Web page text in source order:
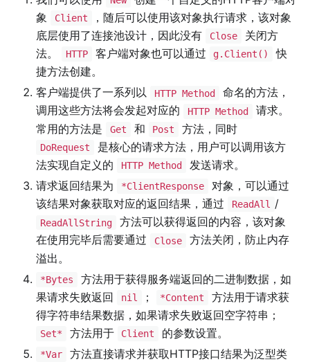
象
Client
，随后可以使用该对象执行请求，该对象
底层使用了连接池设计，因此没有
Close
关闭方
法。
HTTP 客户端对象也可以通过 g.Client()
快
捷方法创建。
客户端提供了一系列以
HTTP Method
命名的方法，
调用这些方法将会发起对应的
HTTP Method
请求。
常用的方法是
Get 和 Post 方法，同时
DoRequest
是核心的请求方法，用户可以调用该方
法实现自定义的
HTTP Method
发送请求。
请求返回结果为
*ClientResponse
对象，可以通过
该结果对象获取对应的返回结果，通过
ReadAll /
ReadAllString
方法可以获得返回的内容，该对象
在使用完毕后需要通过
Close
方法关闭，防止内存
溢出。
*Bytes
方法用于获得服务端返回的二进制数据，如
果请求失败返回
nil ； *Content
方法用于请求获
得字符串结果数据，如果请求失败返回空字符串；
Set* 方法用于 Client 的参数设置。
*Var
方法直接请求并获取HTTP接口结果为泛型类